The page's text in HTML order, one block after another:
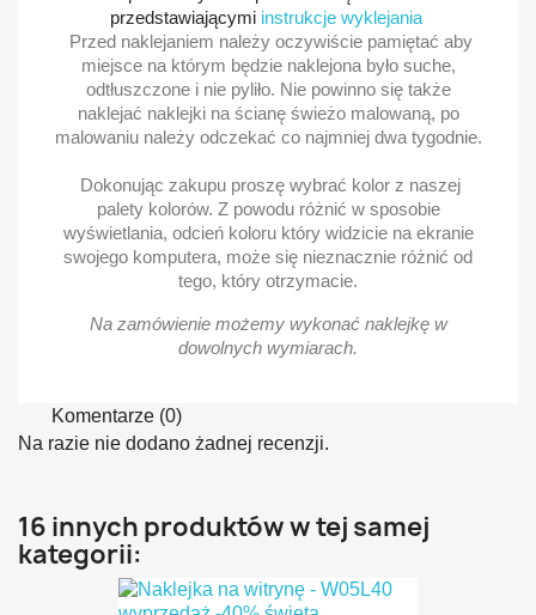
przedstawiającymi instrukcje wyklejania
Przed naklejaniem należy oczywiście pamiętać aby
miejsce na którym będzie naklejona było suche,
odtłuszczone i nie pyliło. Nie powinno się także
naklejać naklejki na ścianę świeżo malowaną, po
malowaniu należy odczekać co najmniej dwa tygodnie.
Dokonując zakupu proszę wybrać kolor z naszej
palety kolorów. Z powodu różnić w sposobie
wyświetlania, odcień koloru który widzicie na ekranie
swojego komputera, może się nieznacznie różnić od
tego, który otrzymacie.
Na zamówienie możemy wykonać naklejkę w
dowolnych wymiarach.
Komentarze (0)
Na razie nie dodano żadnej recenzji.
16 innych produktów w tej samej
kategorii: